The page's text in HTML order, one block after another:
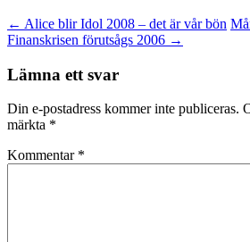
← Alice blir Idol 2008 – det är vår bön
Finanskrisen förutsågs 2006 →
Lämna ett svar
Din e-postadress kommer inte publiceras.
märkta *
Kommentar *